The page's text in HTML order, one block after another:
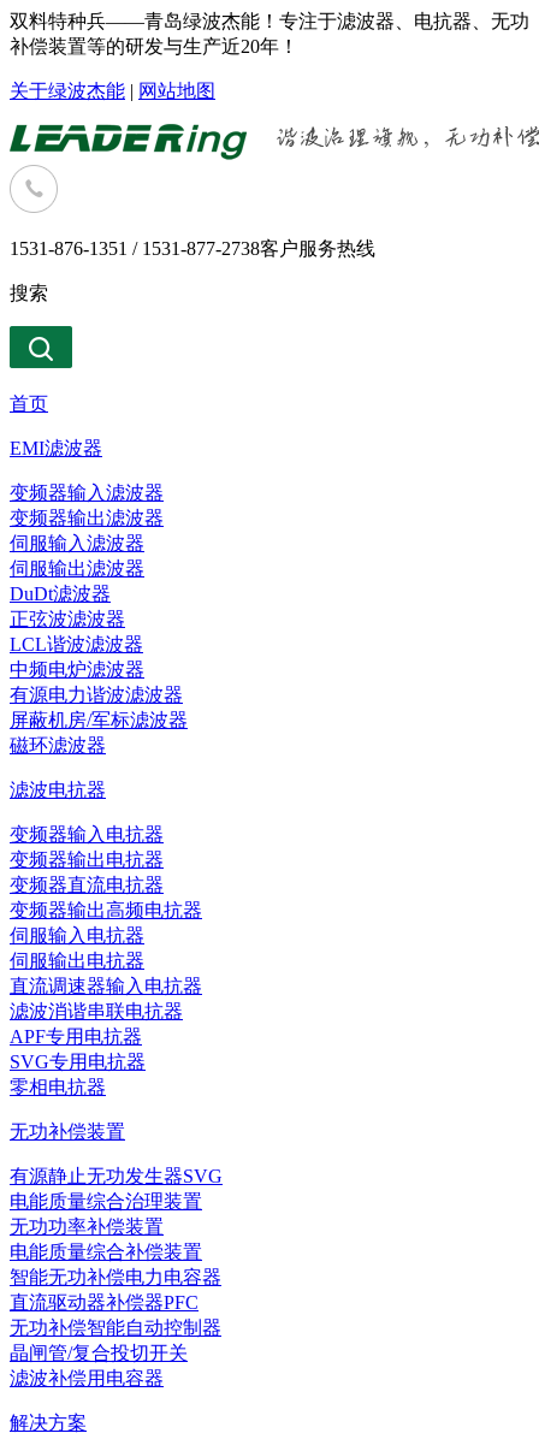
双料特种兵——青岛绿波杰能！专注于滤波器、电抗器、无功
补偿装置等的研发与生产近20年！
关于绿波杰能 | 网站地图
1531-876-1351 / 1531-877-2738客户服务热线
搜索
首页
EMI滤波器
变频器输入滤波器
变频器输出滤波器
伺服输入滤波器
伺服输出滤波器
DuDt滤波器
正弦波滤波器
LCL谐波滤波器
中频电炉滤波器
有源电力谐波滤波器
屏蔽机房/军标滤波器
磁环滤波器
滤波电抗器
变频器输入电抗器
变频器输出电抗器
变频器直流电抗器
变频器输出高频电抗器
伺服输入电抗器
伺服输出电抗器
直流调速器输入电抗器
滤波消谐串联电抗器
APF专用电抗器
SVG专用电抗器
零相电抗器
无功补偿装置
有源静止无功发生器SVG
电能质量综合治理装置
无功功率补偿装置
电能质量综合补偿装置
智能无功补偿电力电容器
直流驱动器补偿器PFC
无功补偿智能自动控制器
晶闸管/复合投切开关
滤波补偿用电容器
解决方案